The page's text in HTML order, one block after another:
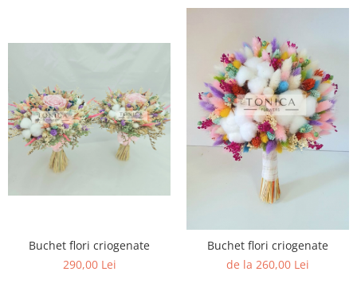
Buchet flori criogenate
290,00 Lei
Buchet flori criogenate
de la 260,00 Lei